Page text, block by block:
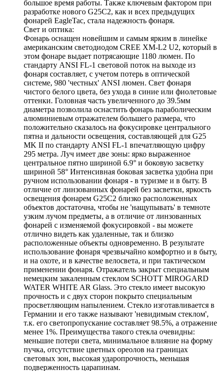
большое время работы. Также ключевым фактором при
разработке нового G25C2, как и всех предыдущих
фонарей EagleTac, стала надежность фонаря.
Свет и оптика:
Фонарь оснащен новейшим и самым ярким в линейке
американским светодиодом CREE XM-L2 U2, который в
этом фонаре выдает потрясающие 1180 люмен. По
стандарту ANSI FL-1 световой поток на выходе из
фонаря составляет, с учетом потерь в оптической
системе, 980 'честных' ANSI люмен. Свет фонаря
чистого белого цвета, без ухода в синие или фиолетовые
оттенки. Головная часть увеличенного до 39.5мм
диаметра позволила оснастить фонарь параболическим
алюминиевым отражателем большего размера, что
положительно сказалось на фокусировке центрального
пятна и дальности освещения, составляющей для G25
MK II по стандарту ANSI FL-1 впечатляющую цифру
295 метра. Луч имеет две зоны: ярко выраженное
центральное пятно шириной 6.9° и боковую засветку
шириной 58° Интенсивная боковая засветка удобна при
ручном использовании фонаря - в туризме и в быту. В
отличие от линзованных фонарей без засветки, яркость
освещения фонарем G25C2 близко расположенных
объектов достаточна, чтобы не 'нащупывать' в темноте
узким лучом предметы, а в отличие от линзованных
фонарей с изменяемой фокусировкой - вы можете
отлично видеть как удаленные, так и близко
расположенные объекты одновременно. В результате
использование фонаря чрезвычайно комфортно и в быту,
и на охоте, и в качестве велосвета, и при тактическом
применении фонаря. Отражатель закрыт специальным
немецким закаленным стеклом SCHOTT MIROGARD
WATER WHITE AR Glass. Это стекло имеет высокую
прочность и с двух сторон покрыто специальным
просветляющим напылением. Стекло изготавливается в
Германии и его также называют 'невидимым стеклом',
т.к. его светопропускание составляет 98.5%, а отражение
менее 1%. Преимущества такого стекла очевидны:
меньшие потери света, минимальное влияние на форму
пучка, отсутствие цветных ореолов на границах
световых зон, высокая ударопрочность, меньшая
подверженность царапинам.